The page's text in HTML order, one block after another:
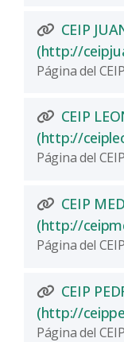
CEIP
(http://
Página del
CEIP
(http://
Página del
CEIP
(http://
Página del
CEIP
(http://
Página del